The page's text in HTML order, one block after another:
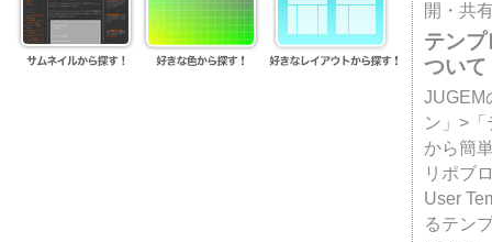
開・共
テン
ついて
JUGEM
ン」>
から簡
リポブ
User
るテン